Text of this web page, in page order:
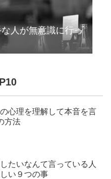
人が無意識に行っ
心理を理解して本音を言
方法
たいなんて言っている人
い９つの事